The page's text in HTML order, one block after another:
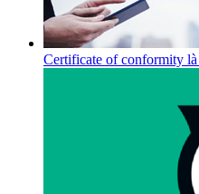
Certificate of conformity